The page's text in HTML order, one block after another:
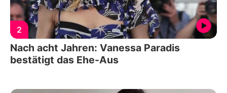
2
Nach acht Jahren: Vanessa Paradis
bestätigt das Ehe-Aus